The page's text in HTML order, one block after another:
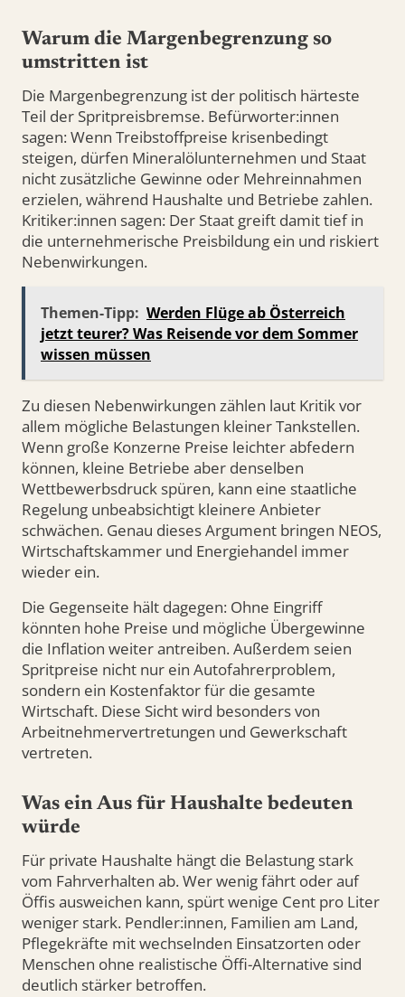
Warum die Margenbegrenzung so
umstritten ist
Die Margenbegrenzung ist der politisch härteste
Teil der Spritpreisbremse. Befürworter:innen
sagen: Wenn Treibstoffpreise krisenbedingt
steigen, dürfen Mineralölunternehmen und Staat
nicht zusätzliche Gewinne oder Mehreinnahmen
erzielen, während Haushalte und Betriebe zahlen.
Kritiker:innen sagen: Der Staat greift damit tief in
die unternehmerische Preisbildung ein und riskiert
Nebenwirkungen.
Themen-Tipp: Werden Flüge ab Österreich
jetzt teurer? Was Reisende vor dem Sommer
wissen müssen
Zu diesen Nebenwirkungen zählen laut Kritik vor
allem mögliche Belastungen kleiner Tankstellen.
Wenn große Konzerne Preise leichter abfedern
können, kleine Betriebe aber denselben
Wettbewerbsdruck spüren, kann eine staatliche
Regelung unbeabsichtigt kleinere Anbieter
schwächen. Genau dieses Argument bringen NEOS,
Wirtschaftskammer und Energiehandel immer
wieder ein.
Die Gegenseite hält dagegen: Ohne Eingriff
könnten hohe Preise und mögliche Übergewinne
die Inflation weiter antreiben. Außerdem seien
Spritpreise nicht nur ein Autofahrerproblem,
sondern ein Kostenfaktor für die gesamte
Wirtschaft. Diese Sicht wird besonders von
Arbeitnehmervertretungen und Gewerkschaft
vertreten.
Was ein Aus für Haushalte bedeuten
würde
Für private Haushalte hängt die Belastung stark
vom Fahrverhalten ab. Wer wenig fährt oder auf
Öffis ausweichen kann, spürt wenige Cent pro Liter
weniger stark. Pendler:innen, Familien am Land,
Pflegekräfte mit wechselnden Einsatzorten oder
Menschen ohne realistische Öffi-Alternative sind
deutlich stärker betroffen.